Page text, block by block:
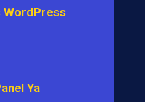
WordPress
Ya